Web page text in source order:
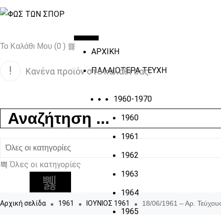
ΑΡΧΙΚΗ
ΠΑΛΑΙΟΤΕΡΑ ΤΕΥΧΗ
1960-1970
1960
1961
1962
1963
1964
1965
Το Καλάθι Μου (0 )
Κανένα προϊόν στο καλάθι σας.
Όλες οι κατηγορίες
Αρχική σελίδα 1961 ΙΟΥΝΙΟΣ 1961 18/06/1961 – Αρ.